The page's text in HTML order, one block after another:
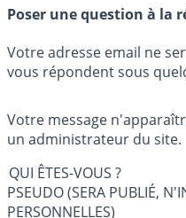
Poser une question à la
Votre adresse email ne
vous répondent sous
Votre message
un administrateur du site.
QUI ÊTES-VOUS ?
PSEUDO (SERA PUBLIÉ,
PERSONNELLES)